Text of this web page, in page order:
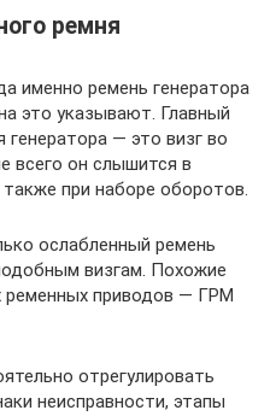
ремня
именно ремень генератора
это указывают. Главный
генератора — это визг во
всего он слышится в
при наборе оборотов.
ослабленный ремень
визгам. Похожие
ременных приводов — ГРМ
отрегулировать
неисправности, этапы